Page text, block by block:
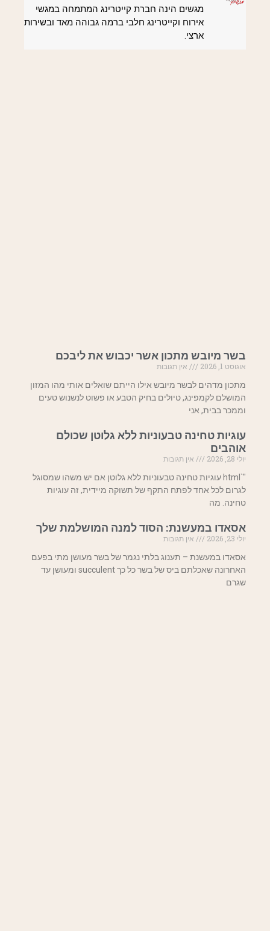
מגשים הינה חברת קייטרינג המתמחה במגשי
אירוח וקייטרינג חלבי ברמה גבוהה מאד ובשירות
ארצי.
בשר מיובש מתכון אשר יכבוש את ליבכם
אוגוסט 1, 2026
אין תגובות
מתכון מדהים לבשר מיובש אילו הייתם שואלים אותי מהו המזון
המושלם לקמפינג, טיולים בחיק הטבע או פשוט לנשנוש טעים
וממכר בבית, אני
עוגיות טחינה טבעוניות ללא גלוטן שכולם
אוהבים
יולי 28, 2026
אין תגובות
"`html עוגיות טחינה טבעוניות ללא גלוטן אם יש משהו שמסוגל
לגרום לכל אחד לפתח התקף של תשוקה מיידית, זה עוגיות
טחינה. מה
אסאדו במעשנת: הסוד למנה המושלמת שלך
יולי 23, 2026
אין תגובות
אסאדו במעשנת – תענוג בלתי נגמר של בשר מעושן מתי בפעם
האחרונה שאכלתם ביס של בשר כל כך succulent ומעושן עד
שגרם